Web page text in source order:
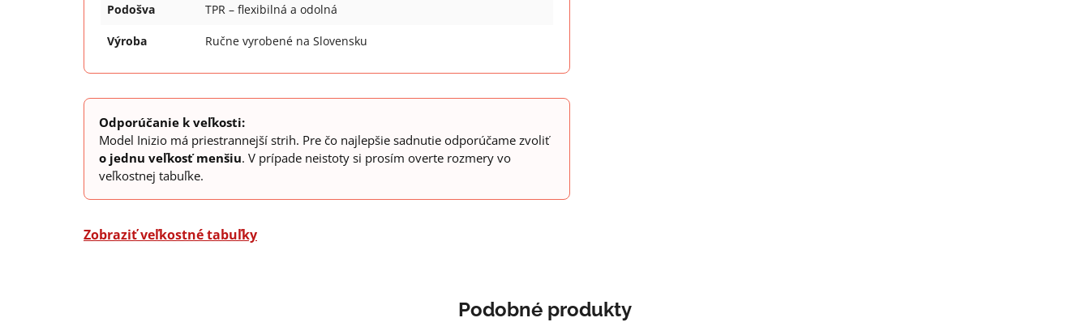
Podošva TPR – flexibilná a odolná
Výroba Ručne vyrobené na Slovensku
Odporúčanie k veľkosti:
Model Inizio má priestrannejší strih. Pre čo najlepšie sadnutie odporúčame zvoliť
o jednu veľkosť menšiu. V prípade neistoty si prosím overte rozmery vo
veľkostnej tabuľke.
Zobraziť veľkostné tabuľky
Podobné produkty